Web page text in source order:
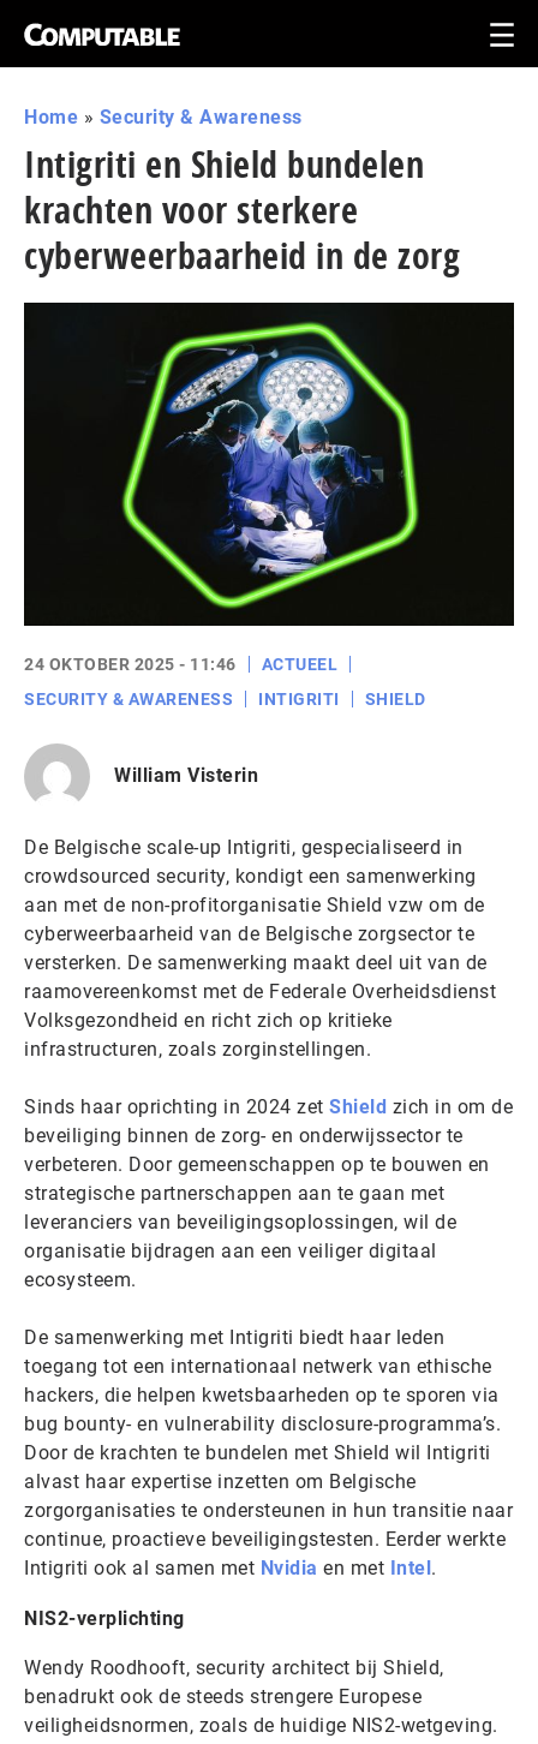
Home » Security & Awareness
Intigriti en Shield bundelen
krachten voor sterkere
cyberweerbaarheid in de zorg
24 OKTOBER 2025 - 11:46
ACTUEEL
SECURITY & AWARENESS
INTIGRITI SHIELD
William Visterin
De Belgische scale-up Intigriti, gespecialiseerd in
crowdsourced security, kondigt een samenwerking
aan met de non-profitorganisatie Shield vzw om de
cyberweerbaarheid van de Belgische zorgsector te
versterken. De samenwerking maakt deel uit van de
raamovereenkomst met de Federale Overheidsdienst
Volksgezondheid en richt zich op kritieke
infrastructuren, zoals zorginstellingen.
Sinds haar oprichting in 2024 zet Shield zich in om de
beveiliging binnen de zorg- en onderwijssector te
verbeteren. Door gemeenschappen op te bouwen en
strategische partnerschappen aan te gaan met
leveranciers van beveiligingsoplossingen, wil de
organisatie bijdragen aan een veiliger digitaal
ecosysteem.
De samenwerking met Intigriti biedt haar leden
toegang tot een internationaal netwerk van ethische
hackers, die helpen kwetsbaarheden op te sporen via
bug bounty- en vulnerability disclosure-programma’s.
Door de krachten te bundelen met Shield wil Intigriti
alvast haar expertise inzetten om Belgische
zorgorganisaties te ondersteunen in hun transitie naar
continue, proactieve beveiligingstesten. Eerder werkte
Intigriti ook al samen met Nvidia en met Intel.
NIS2-verplichting
Wendy Roodhooft, security architect bij Shield,
benadrukt ook de steeds strengere Europese
veiligheidsnormen, zoals de huidige NIS2-wetgeving.